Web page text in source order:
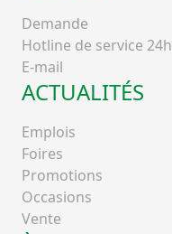
Demande
Hotline de service 24h
E-mail
ACTUALITÉS
Emplois
Foires
Promotions
Occasions
Vente